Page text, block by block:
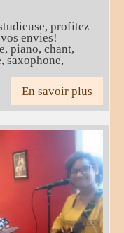
profitez
envies!
piano, chant,
saxophone,
En savoir plus